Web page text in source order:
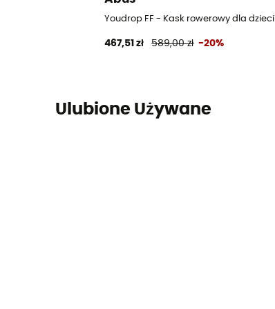
Youdrop FF - Kask rowerowy dla dzieci
467,51 zł 589,00 zł -20%
Ulubione Używane